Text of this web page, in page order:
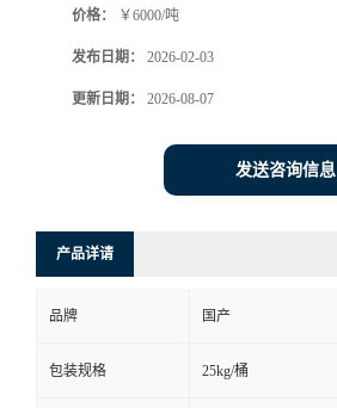
价格： ￥6000/吨
发布日期： 2026-02-03
更新日期： 2026-08-07
发送咨询信息
产品详请
品牌 国产
包装规格 25kg/桶